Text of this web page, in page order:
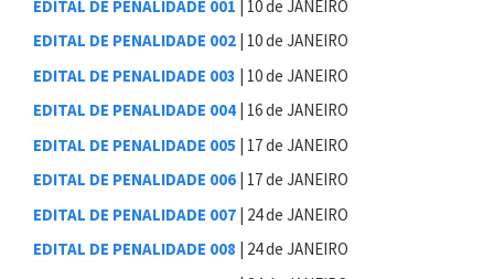
EDITAL DE PENALIDADE 001 | 10 de JANEIRO
EDITAL DE PENALIDADE 002 | 10 de JANEIRO
EDITAL DE PENALIDADE 003 | 10 de JANEIRO
EDITAL DE PENALIDADE 004 | 16 de JANEIRO
EDITAL DE PENALIDADE 005 | 17 de JANEIRO
EDITAL DE PENALIDADE 006 | 17 de JANEIRO
EDITAL DE PENALIDADE 007 | 24 de JANEIRO
EDITAL DE PENALIDADE 008 | 24 de JANEIRO